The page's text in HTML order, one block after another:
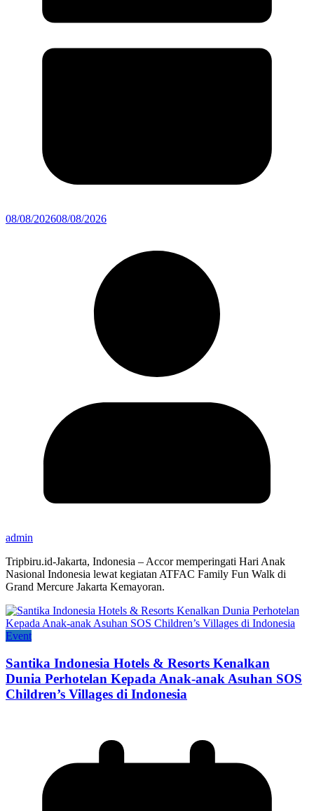
08/08/202608/08/2026
admin
Tripbiru.id-Jakarta, Indonesia – Accor memperingati Hari Anak
Nasional Indonesia lewat kegiatan ATFAC Family Fun Walk di
Grand Mercure Jakarta Kemayoran.
Event
Santika Indonesia Hotels & Resorts Kenalkan
Dunia Perhotelan Kepada Anak-anak Asuhan SOS
Children’s Villages di Indonesia